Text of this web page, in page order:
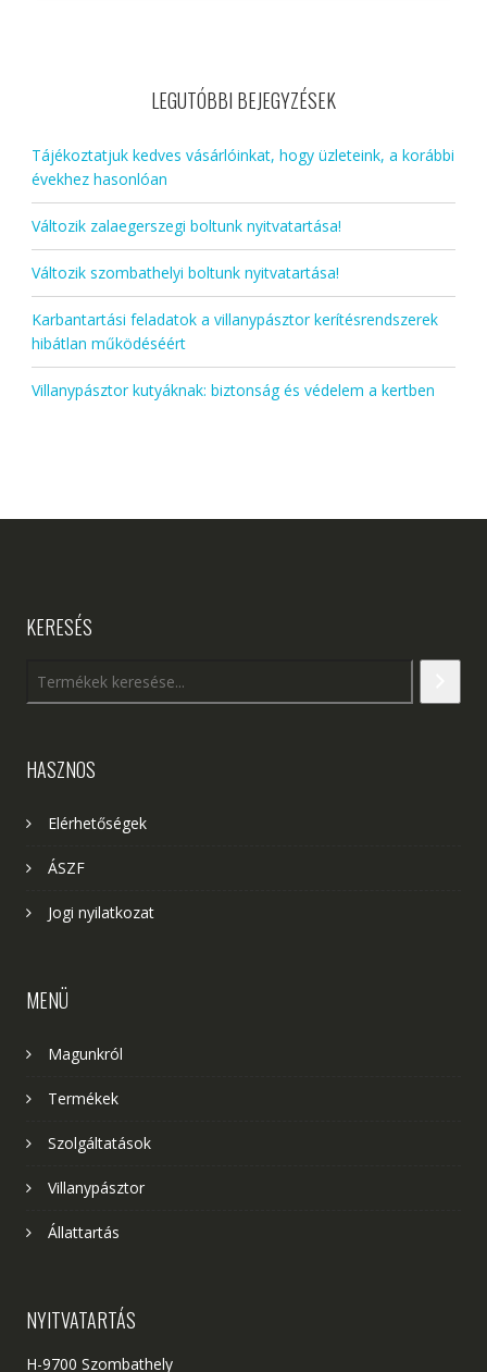
LEGUTÓBBI BEJEGYZÉSEK
Tájékoztatjuk kedves vásárlóinkat, hogy üzleteink, a korábbi
évekhez hasonlóan
Változik zalaegerszegi boltunk nyitvatartása!
Változik szombathelyi boltunk nyitvatartása!
Karbantartási feladatok a villanypásztor kerítésrendszerek
hibátlan működéséért
Villanypásztor kutyáknak: biztonság és védelem a kertben
KERESÉS
HASZNOS
Elérhetőségek
ÁSZF
Jogi nyilatkozat
MENÜ
Magunkról
Termékek
Szolgáltatások
Villanypásztor
Állattartás
NYITVATARTÁS
H-9700 Szombathely